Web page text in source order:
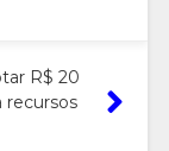
R$ 20
recursos